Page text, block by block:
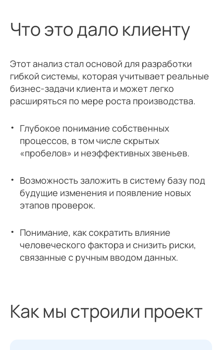
Что это дало клиенту
Этот анализ стал основой для разработки
гибкой системы, которая учитывает реальные
бизнес-задачи клиента и может легко
расширяться по мере роста производства.
Глубокое понимание собственных
процессов, в том числе скрытых
«пробелов» и неэффективных звеньев.
Возможность заложить в систему базу под
будущие изменения и появление новых
этапов проверок.
Понимание, как сократить влияние
человеческого фактора и снизить риски,
связанные с ручным вводом данных.
Как мы строили проект